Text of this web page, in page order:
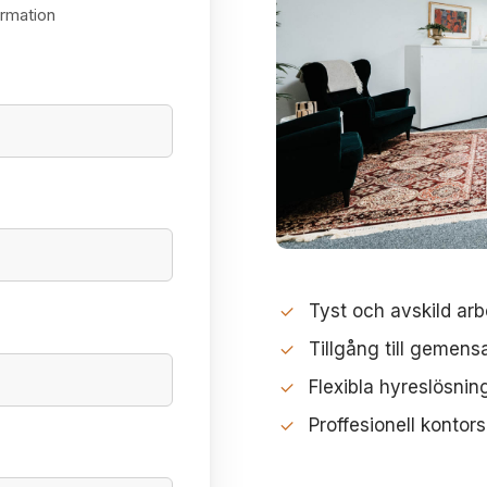
Tyst och avskild
Tillgång till
Flexibla
Proffesionell